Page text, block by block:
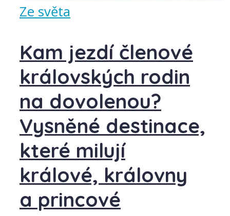
Ze světa
Kam jezdí členové
královských rodin
na dovolenou?
Vysněné destinace,
které milují
králové, královny
a princové